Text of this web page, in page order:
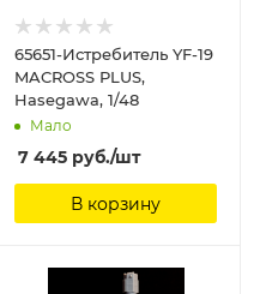
65651-Истребитель YF-19
MACROSS PLUS,
Hasegawa, 1/48
Мало
7 445руб./шт
В корзину